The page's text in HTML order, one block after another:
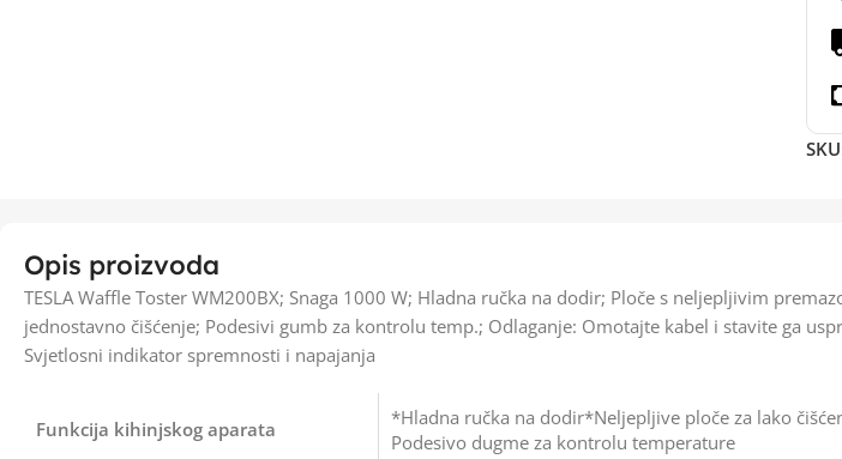
Opis proizvoda
TESLA Waffle Toster WM200BX; Snaga 1000 W; Hladna ručka na dodir; Ploče s neljepljivim
jednostavno čišćenje; Podesivi gumb za kontrolu temp.; Odlaganje: Omotajte kabel i stavite ga
Svjetlosni indikator spremnosti i napajanja
Funkcija kihinjskog aparata
*Hladna ručka na dodir*Neljepljive ploče za lako
Podesivo dugme za kontrolu temperature